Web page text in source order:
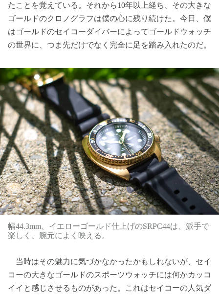
たことを覚えている。それから10年以上経ち、その大きな
ゴールドのクロノグラフは僕の心に残り続けた。今日、僕
はゴールドのセイコーダイバーによってゴールドウォッチ
の世界に、つま先だけでなく完全に足を踏み入れたのだ。
幅44.3mm、イエローゴールド仕上げのSRPC44は、派手で
楽しく、腕元によく映える。
当時はその魅力に気づかなかったかもしれないが、セイ
コーの大きなゴールドのスポーツウォッチには何かカッコ
イイと感じさせるものがあった。これはセイコーの人気ダ